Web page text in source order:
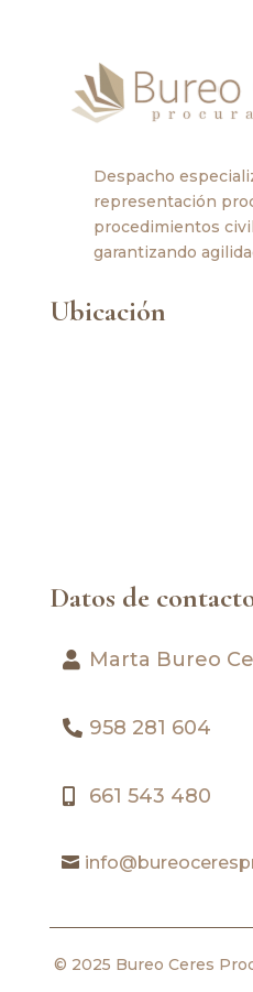
Despacho
representación
procedimientos
garantizando
Ubicación
Datos de
Marta Bureo
958 281 604
661 543 480
© 2025 Bureo Ceres